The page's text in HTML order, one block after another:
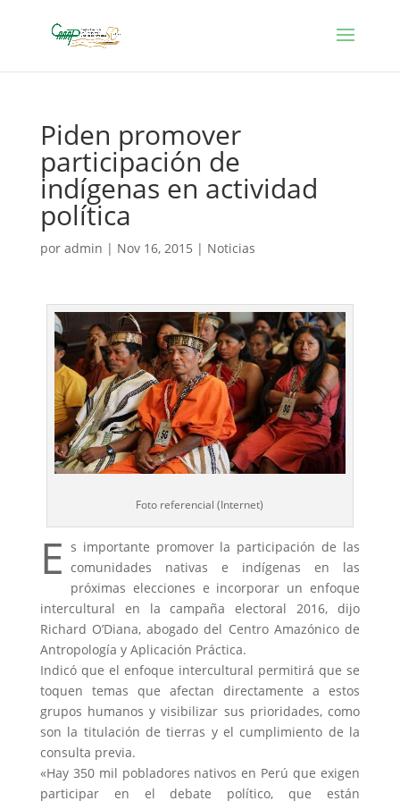
Piden promover
participación de
indígenas en actividad
política
por admin | Nov 16, 2015 | Noticias
Foto referencial (Internet)
E s importante promover la participación de las
comunidades nativas e indígenas en las
próximas elecciones e incorporar un enfoque
intercultural en la campaña electoral 2016, dijo
Richard O’Diana, abogado del Centro Amazónico de
Antropología y Aplicación Práctica.
Indicó que el enfoque intercultural permitirá que se
toquen temas que afectan directamente a estos
grupos humanos y visibilizar sus prioridades, como
son la titulación de tierras y el cumplimiento de la
consulta previa.
«Hay 350 mil pobladores nativos en Perú que exigen
participar en el debate político, que están